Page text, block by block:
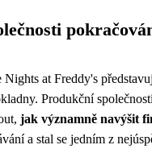
at Freddy's
Produkční
jak významně navýšit
a stal se jedním z